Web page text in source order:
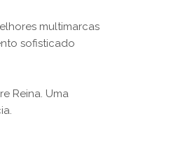
multimarcas
sofisticado
Reina. Uma